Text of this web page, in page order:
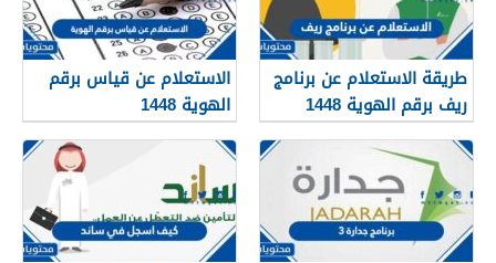
طريقة الاستعلام عن برنامج
ريف برقم الهوية 1448
الاستعلام عن قياس برقم
الهوية 1448
services.qiyas.sa